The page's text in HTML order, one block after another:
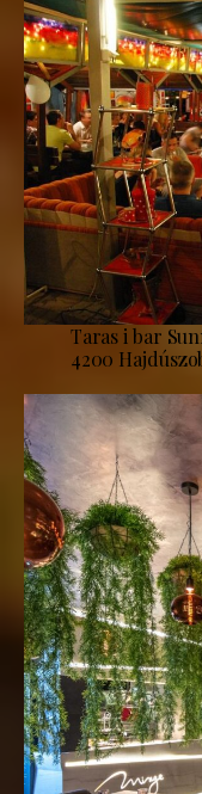
Taras i bar
4200